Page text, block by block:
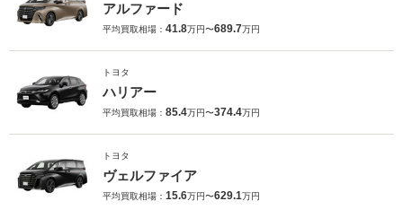
アルファード
平均買取相場： 41.8万円〜689.7万円
トヨタ
ハリアー
平均買取相場： 85.4万円〜374.4万円
トヨタ
ヴェルファイア
平均買取相場： 15.6万円〜629.1万円